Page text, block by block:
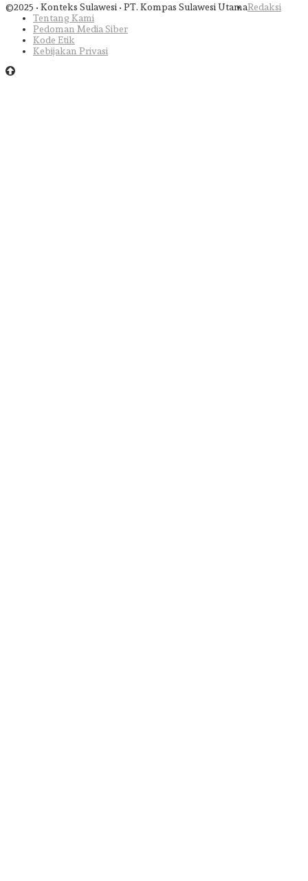
©2025 • Konteks Sulawesi • PT. Kompas Sulawesi UtamaRedaksi
Tentang Kami
Pedoman Media Siber
Kode Etik
Kebijakan Privasi